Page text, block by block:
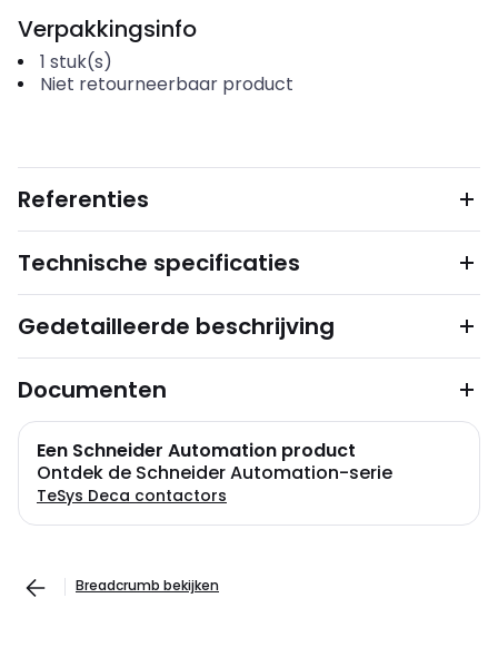
Verpakkingsinfo
1 stuk(s)
Niet retourneerbaar product
Referenties
Technische specificaties
Gedetailleerde beschrijving
Documenten
Een Schneider Automation product
Ontdek de Schneider Automation-serie
TeSys Deca contactors
Breadcrumb bekijken